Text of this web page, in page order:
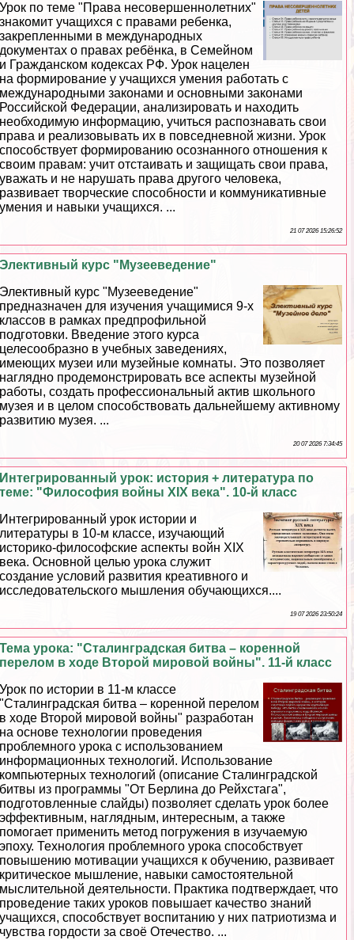
Урок по теме "Права несовершеннолетних"
знакомит учащихся с правами ребенка,
закрепленными в международных
документах о правах ребёнка, в Семейном
и Гражданском кодексах РФ. Урок нацелен
на формирование у учащихся умения работать с
международными законами и основными законами
Российской Федерации, анализировать и находить
необходимую информацию, учиться распознавать свои
права и реализовывать их в повседневной жизни. Урок
способствует формированию осознанного отношения к
своим правам: учит отстаивать и защищать свои права,
уважать и не нарушать права другого человека,
развивает творческие способности и коммуникативные
умения и навыки учащихся. ...
21 07 2026 15:26:52
Элективный курс "Музееведение"
Элективный курс "Музееведение"
предназначен для изучения учащимися 9-х
классов в рамках предпрофильной
подготовки. Введение этого курса
целесообразно в учебных заведениях,
имеющих музеи или музейные комнаты. Это позволяет
наглядно продемонстрировать все аспекты музейной
работы, создать профессиональный актив школьного
музея и в целом способствовать дальнейшему активному
развитию музея. ...
20 07 2026 7:34:45
Интегрированный урок: история + литература по
теме: "Философия войны XIX века". 10-й класс
Интегрированный урок истории и
литературы в 10-м классе, изучающий
историко-философские аспекты войн XIX
века. Основной целью урока служит
создание условий развития креативного и
исследовательского мышления обучающихся....
19 07 2026 23:50:24
Тема урока: "Сталинградская битва – коренной
перелом в ходе Второй мировой войны". 11-й класс
Урок по истории в 11-м классе
"Сталинградская битва – коренной перелом
в ходе Второй мировой войны" разработан
на основе технологии проведения
проблемного урока с использованием
информационных технологий. Использование
компьютерных технологий (описание Сталинградской
битвы из программы "От Берлина до Рейхстага",
подготовленные слайды) позволяет сделать урок более
эффективным, наглядным, интересным, а также
помогает применить метод погружения в изучаемую
эпоху. Технология проблемного урока способствует
повышению мотивации учащихся к обучению, развивает
критическое мышление, навыки самостоятельной
мыслительной деятельности. Пpaктика подтверждает, что
проведение таких уроков повышает качество знаний
учащихся, способствует воспитанию у них патриотизма и
чувства гордости за своё Отечество. ...